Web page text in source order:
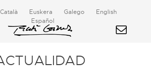
Català Euskera Galego
English
Español